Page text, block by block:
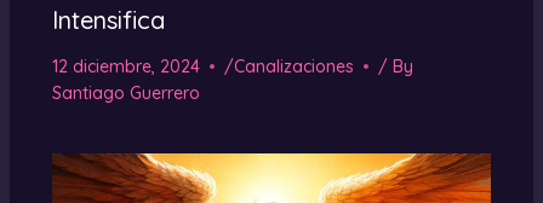
Intensifica
12 diciembre, 2024 /Canalizaciones
/ By
Santiago Guerrero